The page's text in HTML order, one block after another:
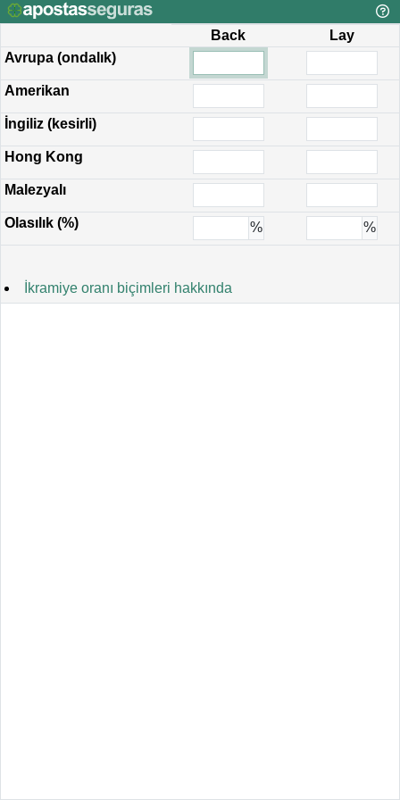
Back
Lay
Avrupa (ondalık)
Amerikan
İngiliz (kesirli)
Hong Kong
Malezyalı
Olasılık (%) % %
İkramiye oranı biçimleri hakkında